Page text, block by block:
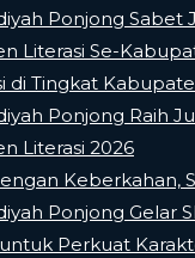
Ponjong Sabet
Literasi Se-
di Tingkat
Ponjong Raih
Literasi 2026
Keberkahan,
Ponjong Gelar
Perkuat